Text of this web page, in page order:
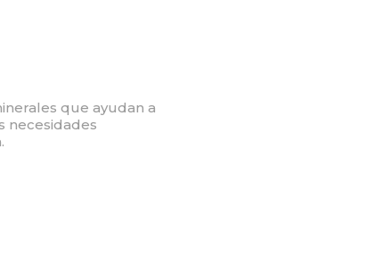
que ayudan a
necesidades